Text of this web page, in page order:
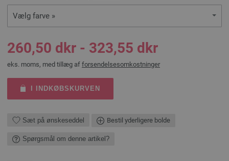
Vælg farve »
260,50 dkr - 323,55 dkr
eks. moms, med tillæg af forsendelsesomkostninger
I INDKØBSKURVEN
Sæt på ønskeseddel Bestil yderligere bolde
Spørgsmål om denne artikel?